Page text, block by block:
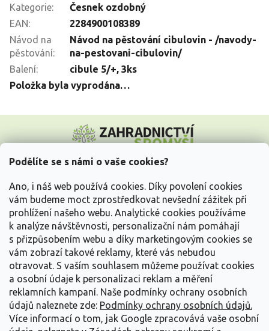
Podělíte se s námi o vaše cookies?
Ano, i náš web používá cookies. Díky povolení cookies
vám budeme moct zprostředkovat nevšední zážitek při
prohlížení našeho webu. Analytické cookies používáme
k analýze návštěvnosti, personalizační nám pomáhají
s přizpůsobením webu a díky marketingovým cookies se
vám zobrazí takové reklamy, které vás nebudou
otravovat. S vaším souhlasem můžeme používat cookies
a osobní údaje k personalizaci reklam a měření
reklamních kampaní. Naše podmínky ochrany osobních
údajů naleznete zde: Podmínky ochrany osobních údajů.
Více informací o tom, jak Google zpracovává vaše osobní
Kategorie:
Česnek ozdobný
EAN:
2284900108389
Návod na
pěstování:
Návod na pěstování cibulovin - /navody-
na-pestovani-cibulovin/
Balení:
cibule 5/+, 3ks
Položka byla vyprodána…
p
Vše o nákupu
Informace pro Vás
Kontakujte nás